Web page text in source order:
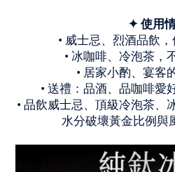
✦ 使用
• 威士忌、烈酒品飲，
• 冰咖啡、冷泡茶，
• 居家小酌、宴客
• 送禮：品酒、品咖啡愛
• 品飲威士忌、頂級冷泡茶、
水分破壞黃金比例與